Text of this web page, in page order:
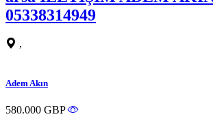
05338314949
,
Adem Akın
580.000 GBP